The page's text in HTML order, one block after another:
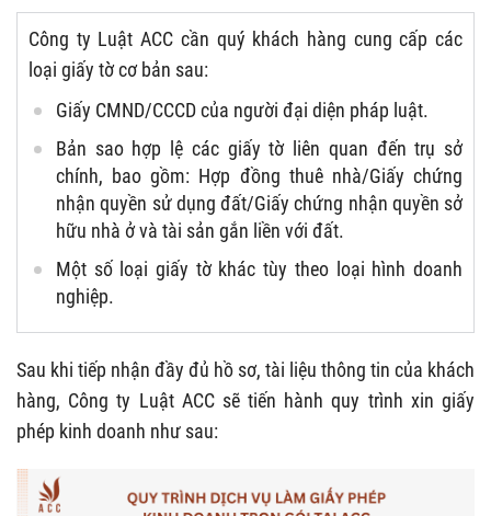
Công ty Luật ACC cần quý khách hàng cung cấp các
loại giấy tờ cơ bản sau:
Giấy CMND/CCCD của người đại diện pháp luật.
Bản sao hợp lệ các giấy tờ liên quan đến trụ sở
chính, bao gồm: Hợp đồng thuê nhà/Giấy chứng
nhận quyền sử dụng đất/Giấy chứng nhận quyền sở
hữu nhà ở và tài sản gắn liền với đất.
Một số loại giấy tờ khác tùy theo loại hình doanh
nghiệp.
Sau khi tiếp nhận đầy đủ hồ sơ, tài liệu thông tin của khách
hàng, Công ty Luật ACC sẽ tiến hành quy trình xin giấy
phép kinh doanh như sau: